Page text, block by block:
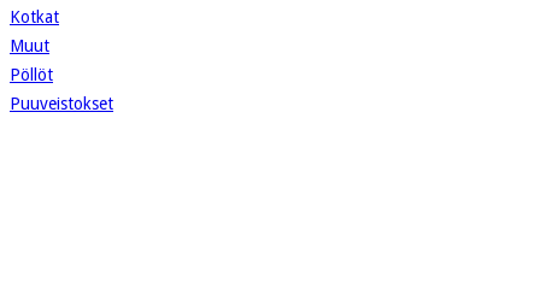
Kotkat
Muut
Pöllöt
Puuveistokset